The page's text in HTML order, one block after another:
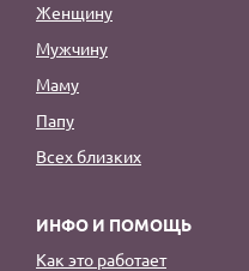
Женщину
Мужчину
Маму
Папу
Всех близких
ИНФО И ПОМОЩЬ
Как это работает